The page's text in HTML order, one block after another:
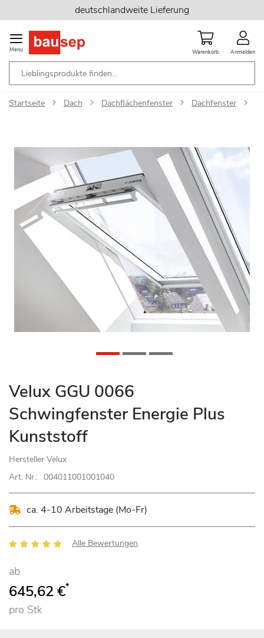
Inhalt
springen
deutschlandweite Lieferung
Menu Warenkorb Anmelden
Startseite Dach Dachflächenfenster Dachfenster
der
Bildgalerie
springen
Zum
Anfang
der
springen
Velux GGU 0066
Schwingfenster Energie Plus
Kunststoff
Hersteller Velux
Art. Nr.: 004011001001040
ca. 4-10 Arbeitstage (Mo-Fr)
Bewertung: Alle Bewertungen
ab
645,62 €*
pro Stk